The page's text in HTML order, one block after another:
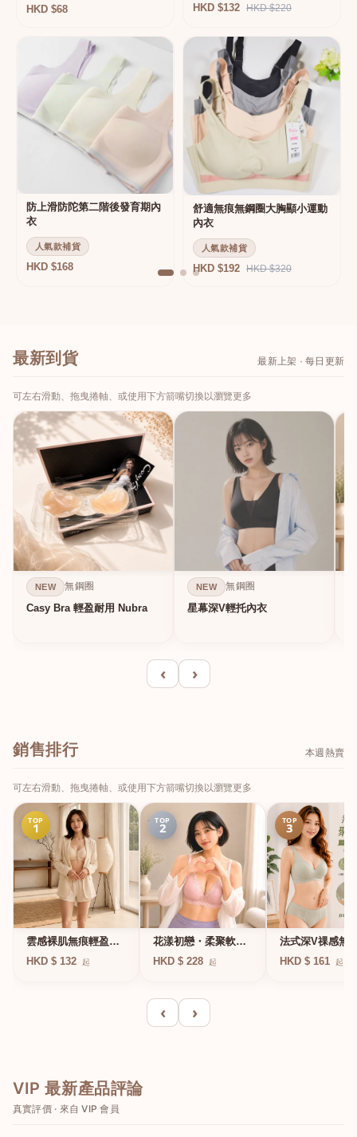
HKD $68 HKD $132 HKD $220
防上滑防陀第二階後發育期內
衣
人氣款補貨
HKD $168
舒適無痕無鋼圈大胸顯小運動
內衣
人氣款補貨
HKD $192 HKD $320
最新到貨 最新上架 · 每日更新
可左右滑動、拖曳捲軸、或使用下方箭嘴切換以瀏覽更多
NEW 無鋼圈
Casy Bra 輕盈耐用 Nubra
NEW 無鋼圈
星幕深V輕托內衣
‹ ›
銷售排行 本週熱賣
可左右滑動、拖曳捲軸、或使用下方箭嘴切換以瀏覽更多
TOP
1
雲感裸肌無痕輕盈無
鋼圈內衣
HKD $ 132 起
TOP
2
花漾初戀・柔聚軟鋼
圈蕾絲內衣
HKD $ 228 起
TOP
3
法式深V祼感無
凍軟支撐條無鋼
HKD $ 161 起
‹ ›
VIP 最新產品評論
真實評價 · 來自 VIP 會員